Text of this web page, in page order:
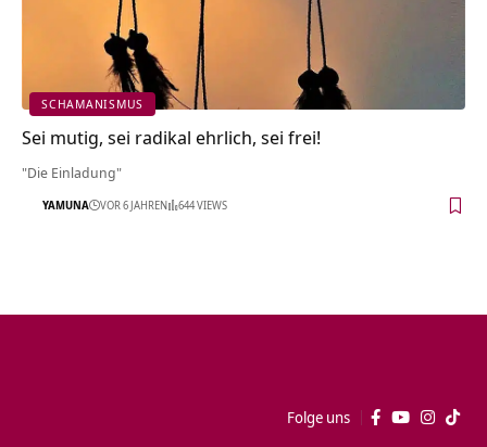
SCHAMANISMUS
Sei mutig, sei radikal ehrlich, sei frei!
"Die Einladung"
YAMUNA VOR 6 JAHREN 644 VIEWS
Folge uns